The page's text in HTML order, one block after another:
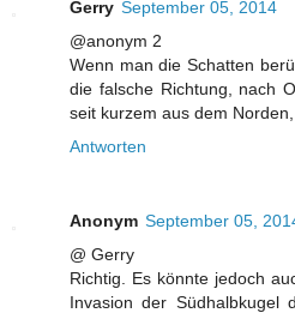
Gerry September 05, 2014
@anonym 2
Wenn man die Schatten
die falsche Richtung, nach
seit kurzem aus dem
Antworten
Anonym September 05,
@ Gerry
Richtig. Es könnte jedoch
Invasion der Südhalbkugel